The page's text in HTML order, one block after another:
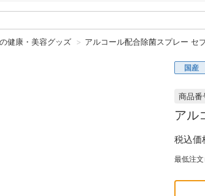
健康・美容グッズ アルコール配合除菌スプレー セ
国産
商品番
アル
税込
最低注